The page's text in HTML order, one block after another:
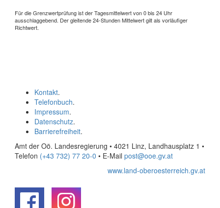
Für die Grenzwertprüfung ist der Tagesmittelwert von 0 bis 24 Uhr
ausschlaggebend. Der gleitende 24-Stunden Mittelwert gilt als vorläufiger
Richtwert.
Kontakt.
Telefonbuch.
Impressum.
Datenschutz.
Barrierefreiheit.
Amt der Oö. Landesregierung • 4021 Linz, Landhausplatz 1 •
Telefon (+43 732) 77 20-0 • E-Mail post@ooe.gv.at
www.land-oberoesterreich.gv.at